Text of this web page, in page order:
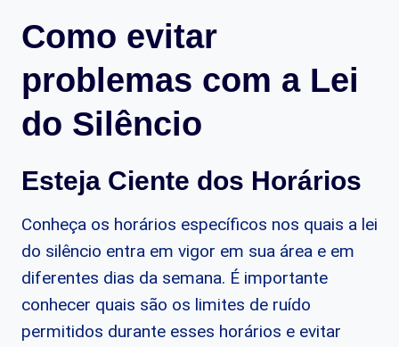
Como evitar
problemas com a Lei
do Silêncio
Esteja Ciente dos Horários
Conheça os horários específicos nos quais a lei
do silêncio entra em vigor em sua área e em
diferentes dias da semana. É importante
conhecer quais são os limites de ruído
permitidos durante esses horários e evitar